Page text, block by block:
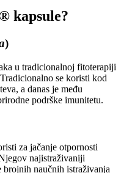
kapsule?
)
u tradicionalnoj fitoterapiji
se koristi kod
a danas je među
podrške imunitetu.
za jačanje otpornosti
najistraživaniji
brojnih naučnih istraživanja